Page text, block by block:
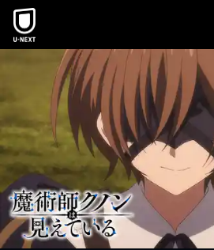
本文へスキップ